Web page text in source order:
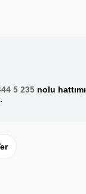
5 235nolu